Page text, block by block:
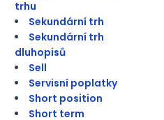
trhu
Sekundární trh
Sekundární trh
dluhopisů
Sell
Servisní poplatky
Short position
Short term